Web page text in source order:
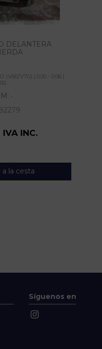
DELANTERA
(V60/V70) | 0.00 - 0.06 |
-
INC.
a la cesta
Síguenos en